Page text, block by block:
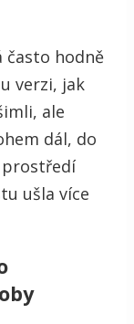
často hodně
verzi, jak
ale
dál, do
prostředí
ušla více